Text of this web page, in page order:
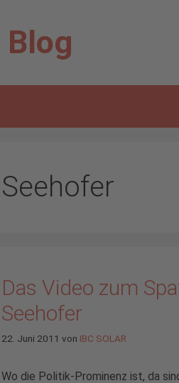
Blog
Seehofer
Das Video zum
Seehofer
22. Juni 2011 von IBC SOLAR
Wo die Politik-Prominenz ist, da